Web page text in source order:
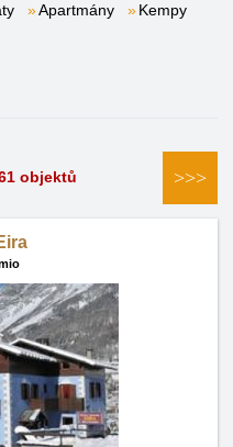
Apartmány
Kempy
objektů >>>